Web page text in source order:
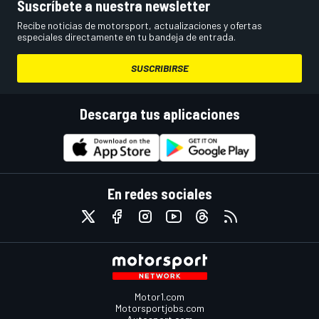
Suscríbete a nuestra newsletter
Recibe noticias de motorsport, actualizaciones y ofertas
especiales directamente en tu bandeja de entrada.
SUSCRIBIRSE
Descarga tus aplicaciones
En redes sociales
Motor1.com
Motorsportjobs.com